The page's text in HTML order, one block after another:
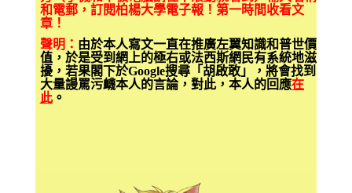
和電郵，訂閱柏楊大學電子報！第一時間收看文
章！
聲明： 由於本人寫文一直在推廣左翼知識和普世價
值，於是受到網上的極右或法西斯網民有系統地滋
擾，若果閣下於Google搜尋「胡啟敢」，將會找到
大量謾罵污衊本人的言論，對此，本人的回應在
此。